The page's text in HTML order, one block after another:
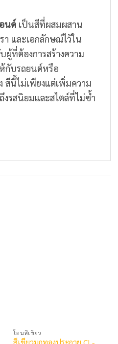
นด์ เป็นสีที่ผสมผสาน
า และเอกลักษณ์ไว้ใน
ผู้ที่ต้องการสร้างความ
กับรถยนต์หรือ
สีนี้ไม่เพียงแต่เพิ่มความ
งรสนิยมและสไตล์ที่ไม่ซ้ำ
โทนสีเขียว